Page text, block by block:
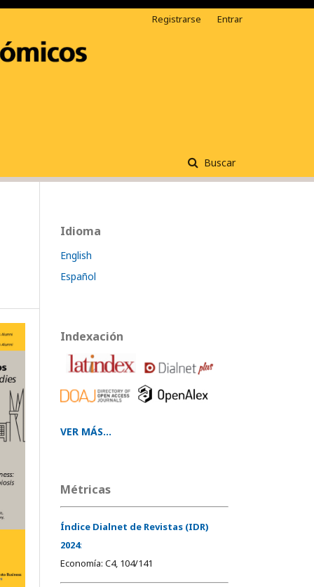
Buscar
Registrarse Entrar
Idioma
English
Español
Indexación
VER MÁS...
Métricas
Índice Dialnet de Revistas (IDR)
2024:
Economía: C4, 104/141